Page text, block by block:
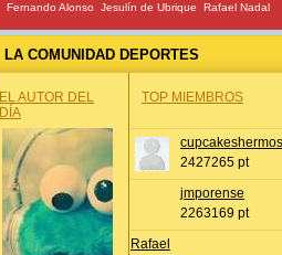
Fernando Alonso Jesulín de Ubrique Rafael Nadal
LA COMUNIDAD DEPORTES
EL AUTOR DEL
DÍA
TOP MIEMBROS
2427265 pt
jmporense
2263169 pt
Rafael